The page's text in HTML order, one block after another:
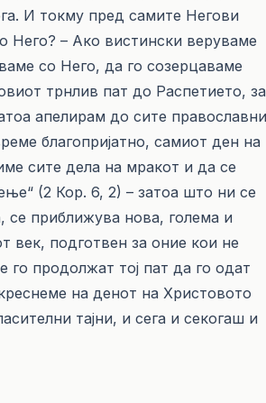
И токму пред самите Негови
Него? – Ако вистински веруваме
со Него, да го созерцаваме
трнлив пат до Распетието, за
апелирам до сите православни
благопријатно, самиот ден на
сите дела на мракот и да се
(2 Кор. 6, 2) – затоа што ни се
приближува нова, голема и
век, подготвен за оние кои не
продолжат тој пат да го одат
на денот на Христовото
тајни, и сега и секогаш и